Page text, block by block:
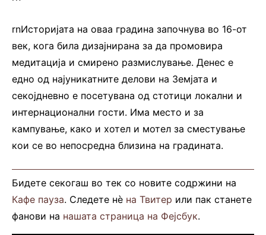
rnИсторијата на оваа градина започнува во 16-от
век, кога била дизајнирана за да промовира
медитација и смирено размислување. Денес е
едно од најуникатните делови на Земјата и
секојдневно е посетувана од стотици локални и
интернационални гости. Има место и за
кампување, како и хотел и мотел за сместување
кои се во непосредна близина на градината.
Бидете секогаш во тек со новите содржини на
Кафе пауза. Следете нè на Твитер или пак станете
фанови на нашата страница на Фејсбук.